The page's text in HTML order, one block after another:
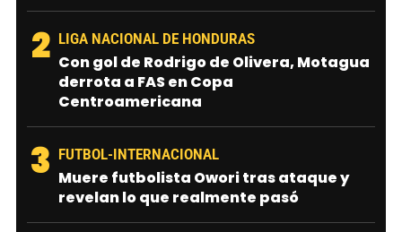
2 LIGA NACIONAL DE HONDURAS
Con gol de Rodrigo de Olivera, Motagua
derrota a FAS en Copa
Centroamericana
3 FUTBOL-INTERNACIONAL
Muere futbolista Owori tras ataque y
revelan lo que realmente pasó